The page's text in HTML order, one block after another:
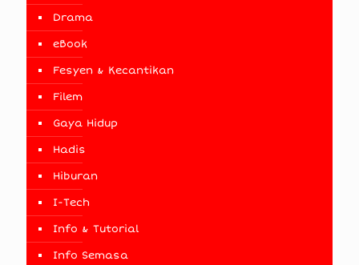
Drama
eBook
Fesyen & Kecantikan
Filem
Gaya Hidup
Hadis
Hiburan
I-Tech
Info & Tutorial
Info Semasa